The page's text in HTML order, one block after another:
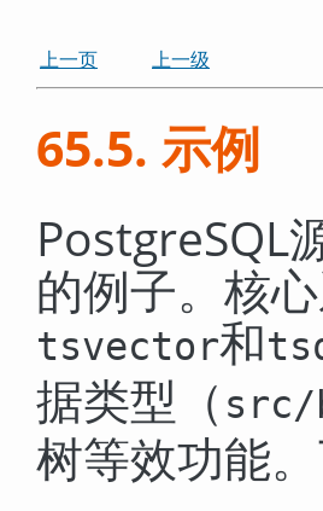
上一页 上一级
65.5. 示例
PostgreSQL
的例子。核
tsvector和
据类型（ src/
树等效功能